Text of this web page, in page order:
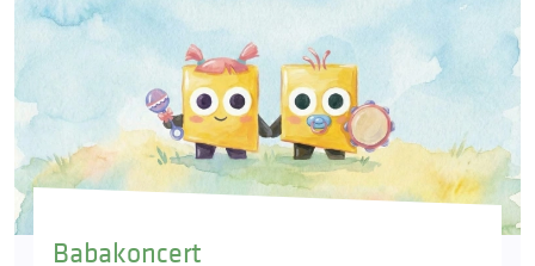
Babakoncert